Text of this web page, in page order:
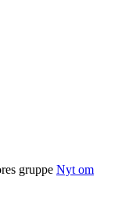
gruppe Nyt om